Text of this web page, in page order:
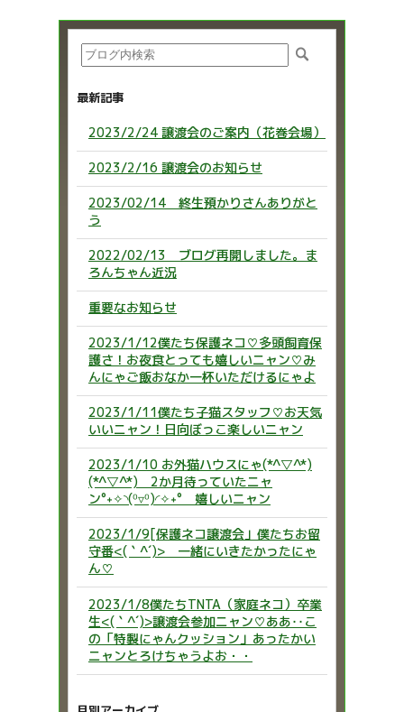
最新記事
2023/2/24 譲渡会のご案内（花巻会場）
2023/2/16 譲渡会のお知らせ
2023/02/14 終生預かりさんありがと
う
2022/02/13 ブログ再開しました。ま
ろんちゃん近況
重要なお知らせ
2023/1/12僕たち保護ネコ♡多頭飼育保
護さ！お夜食とっても嬉しいニャン♡み
んにゃご飯おなか一杯いただけるにゃよ
2023/1/11僕たち子猫スタッフ♡お天気
いいニャン！日向ぼっこ楽しいニャン
2023/1/10 お外猫ハウスにゃ(*^▽^*)
(*^▽^*) 2か月待っていたニャ
ン°˖✧◝(⁰▿⁰)◜✧˖° 嬉しいニャン
2023/1/9[保護ネコ譲渡会」僕たちお留
守番<(｀^´)> 一緒にいきたかったにゃ
ん♡
2023/1/8僕たちTNTA（家庭ネコ）卒業
生<(｀^´)>譲渡会参加ニャン♡ああ‥こ
の「特製にゃんクッション」あったかい
ニャンとろけちゃうよお・・